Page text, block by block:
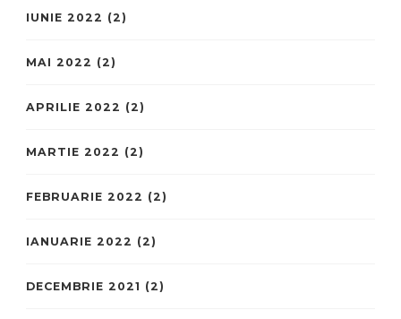
IUNIE 2022 (2)
MAI 2022 (2)
APRILIE 2022 (2)
MARTIE 2022 (2)
FEBRUARIE 2022 (2)
IANUARIE 2022 (2)
DECEMBRIE 2021 (2)